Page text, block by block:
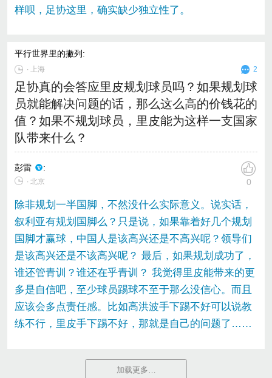
样呗，足协这里，确实缺少独立性了。
平行世界里的撇列 :
∙ 上海 2
足协真的会答应里皮规划球员吗？如果规划球
员就能解决问题的话，那么这么高的价钱花的
值？如果不规划球员，里皮能为这样一支国家
队带来什么？
彭雷 :
∙ 北京 0
除非规划一半国脚，不然没什么实际意义。说实话，
叙利亚有规划国脚么？只是说，如果靠着好几个规划
国脚才赢球，中国人是该高兴还是不高兴呢？领导们
是该高兴还是不该高兴呢？ 最后，如果规划成功了，
谁还管青训？谁还在乎青训？ 我觉得里皮能带来的更
多是自信吧，至少球员踢球不至于那么没信心。而且
应该会多点责任感。比如高洪波手下踢不好可以说教
练不行，里皮手下踢不好，那就是自己的问题了……
加载更多…